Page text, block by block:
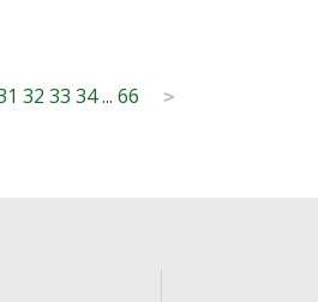
32 33 34 ... 66 >